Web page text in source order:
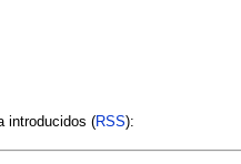
introducidos (RSS):